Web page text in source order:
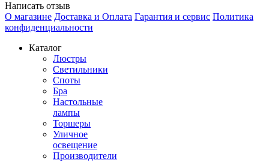
Написать отзыв
О магазине Доставка и Оплата Гарантия и сервис Политика
конфиденциальности
Каталог
Люстры
Светильники
Споты
Бра
Настольные
лампы
Торшеры
Уличное
освещение
Производители